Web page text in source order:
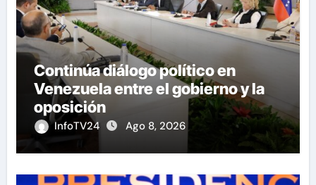
Continúa diálogo político en
Venezuela entre el gobierno y la
oposición
InfoTV24 Ago 8, 2026